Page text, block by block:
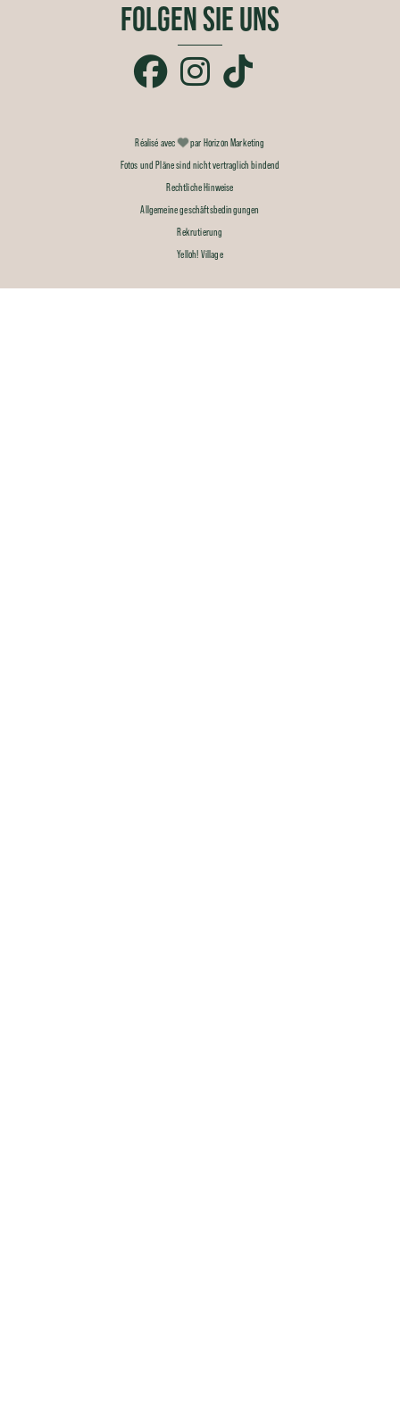
FOLGEN SIE UNS
Réalisé avec
par Horizon Marketing
Fotos und Pläne sind nicht vertraglich bindend
Rechtliche Hinweise
Allgemeine geschäftsbedingungen
Rekrutierung
Yelloh! Village